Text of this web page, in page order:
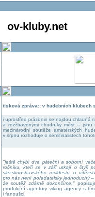
ov-kluby.net
tisková zpráva:: v hudebních klubech
i uprostřed prázdnin se najdou chladná
a rozžhavenými chodníky měst –
mezinárodní soutěže amatérských
v srpnu rozhoduje o semifinalistech
"ještě chybí dva páteční a sobotní
ročníku, kteří se v září utkají o čtyři
slezskoostravského rockfestu o
pro nás není pořadatelsky jednoduchý
že soutěž zdárně dokončíme,"
produkční agentury viking agency s
i fanoušci.